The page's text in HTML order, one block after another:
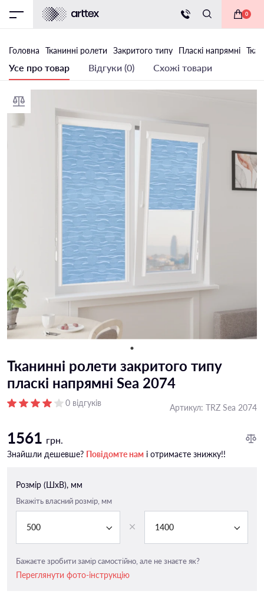
0
Головна Тканинні ролети Закритого типу Пласкі напрямні
Усе про товар Відгуки (0) Схожі товари
Тканинні ролети закритого типу
пласкі напрямні Sea 2074
0 відгуків Артикул: TRZ Sea 2074
1561 грн.
Знайшли дешевше? Повідомте нам і отримаєте знижку!!
Розмір (ШxВ), мм
Вкажіть власний розмір, мм
500 1400
Бажаєте зробити замір самостійно, але не знаєте як?
Переглянути фото-інструкцію